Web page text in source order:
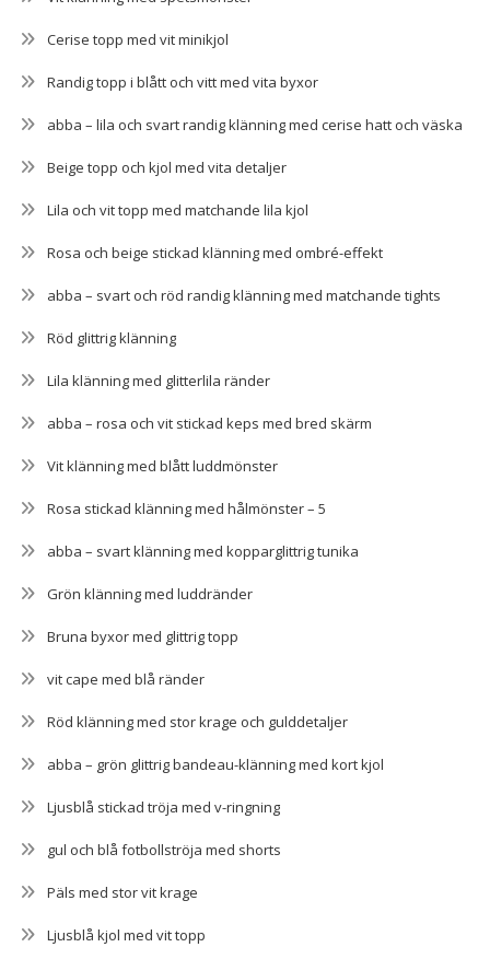
Cerise topp med vit minikjol
Randig topp i blått och vitt med vita byxor
abba – lila och svart randig klänning med cerise hatt och väska
Beige topp och kjol med vita detaljer
Lila och vit topp med matchande lila kjol
Rosa och beige stickad klänning med ombré-effekt
abba – svart och röd randig klänning med matchande tights
Röd glittrig klänning
Lila klänning med glitterlila ränder
abba – rosa och vit stickad keps med bred skärm
Vit klänning med blått luddmönster
Rosa stickad klänning med hålmönster – 5
abba – svart klänning med kopparglittrig tunika
Grön klänning med luddränder
Bruna byxor med glittrig topp
vit cape med blå ränder
Röd klänning med stor krage och gulddetaljer
abba – grön glittrig bandeau-klänning med kort kjol
Ljusblå stickad tröja med v-ringning
gul och blå fotbollströja med shorts
Päls med stor vit krage
Ljusblå kjol med vit topp